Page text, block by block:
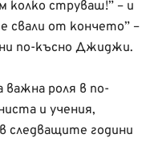
колко струваш!” – и
свали от кончето” –
по-късно Джиджи.
важна роля в по-
и учения,
следващите години